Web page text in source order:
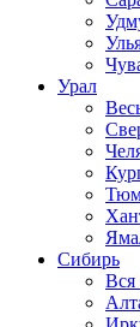
Урал
Сибирь
Вся